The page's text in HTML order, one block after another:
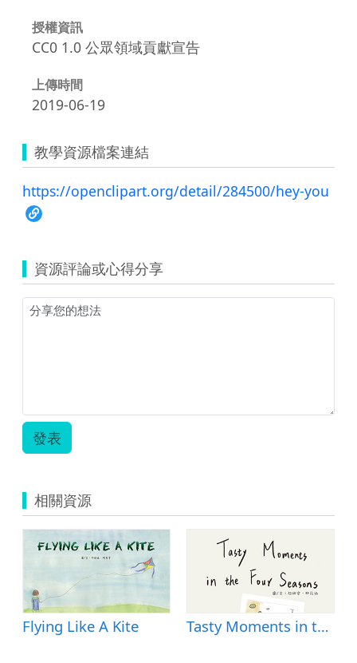
授權資訊
CC0 1.0 公眾領域貢獻宣告
上傳時間
2019-06-19
教學資源檔案連結
https://openclipart.org/detail/284500/hey-you
資源評論或心得分享
發表
相關資源
Flying Like A Kite Tasty Moments in the Four Seasons